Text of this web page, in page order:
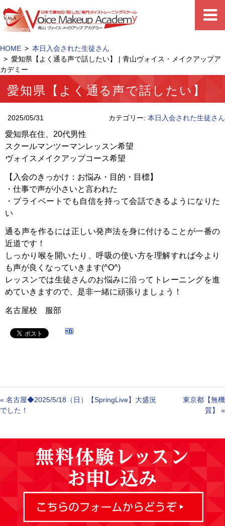
HOME
本日入会された生徒さん
愛知県【よく通る声で話したい】 | 青山ヴォイス・メイクアップア
カデミー
愛知県【よく通る声で話したい】
2025/05/31 カテゴリー: 本日入会された生徒さん
愛知県在住、20代男性
スクールマンツーマンレッスン希望
ヴォイスメイクアップコース希望
【入会のきっかけ：お悩み・目的・目標】
・仕事で声が小さいと言われた
・プライベートでも自信を持って会話できるようになりた
い
通る声を作るには正しい発声法を身に付けることが一番の
近道です！
しっかり喉を開いたり、呼吸の使い方を理解すれば今より
も声が良くなっていきます(^O^)
レッスンでは生徒さんのお悩みに沿ってトレーニングを進
めていきますので、是非一緒に頑張りましょう！
名古屋校 服部
« 名古屋◆2025/5/18（日）【SpringLive】大盛況
でした！
東京都【無機
質】
»